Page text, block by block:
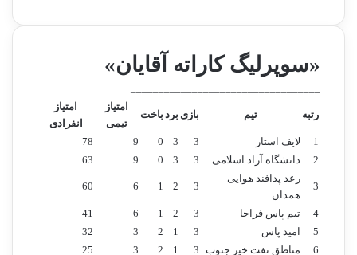
ز
ن
ه
ا
ش
«سوپرلیگ کاراته آقایان»
رتبه تیم بازی برد باخت
امتیاز
تیمی
امتیاز
انفرادی
1
لایف استار 3
3
0
9
78
2
دانشگاه آزاد اسلامی 3
3
0
9
63
3
رعد پدافند هوایی
همدان
3
2
1
6
60
4 تیم پاس فراجا 3
2
1
6
41
5
امید پاس 3
1
2
3
32
6
مناطق نفت خیز جنوب 3
1
2
3
25